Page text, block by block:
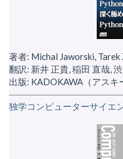
著者: Michal Jaworski, Tarek
翻訳: 新井 正貴, 稲田 直哉,
出版: KADOKAWA（アスキ
独学コンピューターサイエ